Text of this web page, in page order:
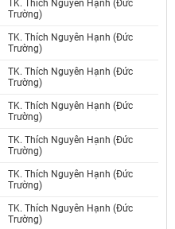
TK. Thích Nguyên Hạnh (Đức
Trường)
TK. Thích Nguyên Hạnh (Đức
Trường)
TK. Thích Nguyên Hạnh (Đức
Trường)
TK. Thích Nguyên Hạnh (Đức
Trường)
TK. Thích Nguyên Hạnh (Đức
Trường)
TK. Thích Nguyên Hạnh (Đức
Trường)
TK. Thích Nguyên Hạnh (Đức
Trường)